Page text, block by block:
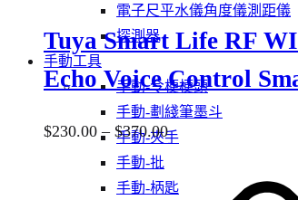
電子尺平水儀角度儀測距儀
探測器
手動工具
手動-令梗梗頭
手動-劃綫筆墨斗
手動-夾手
手動-批
手動-柄匙
may
be
chosen
on
the
product
page
Tuya Smart Life RF
Echo Voice Control
$230.00 – $370.00Price
$230.00
This
product